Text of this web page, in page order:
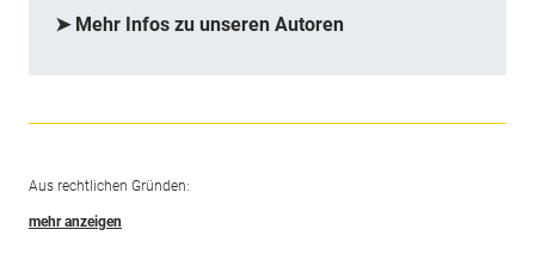
➤ Mehr Infos zu unseren Autoren
Aus rechtlichen Gründen:
Die hier dargestellten Inhalte dienen ausschließlich der allgemeinen
mehr anzeigen